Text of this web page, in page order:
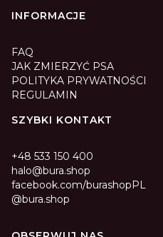
INFORMACJE
FAQ
JAK ZMIERZYĆ PSA
POLITYKA PRYWATNOŚCI
REGULAMIN
SZYBKI KONTAKT
+48 533 150 400
halo@bura.shop
facebook.com/burashopPL
@bura.shop